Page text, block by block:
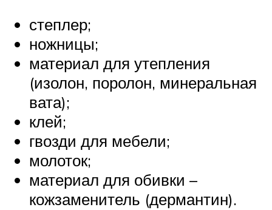
степлер;
ножницы;
материал для утепления
(изолон, поролон, минеральная
вата);
клей;
гвозди для мебели;
молоток;
материал для обивки –
кожзаменитель (дермантин).